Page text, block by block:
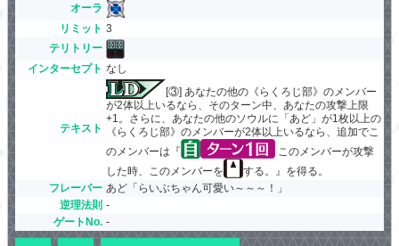
オーラ
リミット 3
テリトリー
インターセプト なし
テキスト
[③] あなたの他の《らくろじ部》のメンバー
が2体以上いるなら、そのターン中、あなたの攻撃上限
+1。さらに、あなたの他のソウルに「あど」が1枚以上の
《らくろじ部》のメンバーが2体以上いるなら、追加でこ
のメンバーは『
このメンバーが攻撃
した時、このメンバーを
する。』を得る。
フレーバー あど「らいぶちゃん可愛い～～～！」
逆理法則 -
ゲートNo. -